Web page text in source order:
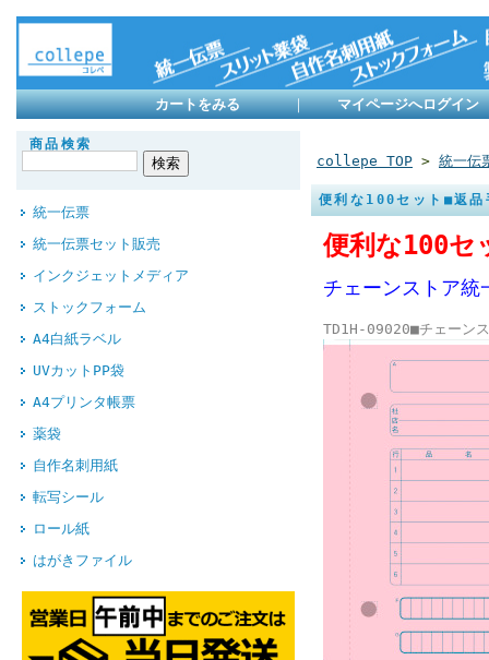
カートをみる ｜ マイページへログイン
商品検索
統一伝票
統一伝票セット販売
インクジェットメディア
ストックフォーム
A4白紙ラベル
UVカットPP袋
A4プリンタ帳票
薬袋
自作名刺用紙
転写シール
ロール紙
はがきファイル
collepe TOP > 統一伝
便利な100セット■返
便利な100セ
チェーンストア
TD1H-09020■チェーン